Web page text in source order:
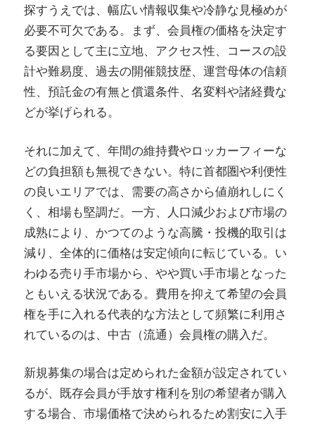
探すうえでは、幅広い情報収集や冷静な見極めが
必要不可欠である。まず、会員権の価格を決定す
る要因として主に立地、アクセス性、コースの設
計や難易度、過去の開催競技歴、運営母体の信頼
性、預託金の有無と償還条件、名変料や諸経費な
どが挙げられる。
それに加えて、年間の維持費やロッカーフィーな
どの負担額も無視できない。特に首都圏や利便性
の良いエリアでは、需要の高さから値崩れしにく
く、相場も堅調だ。一方、人口減少および市場の
成熟により、かつてのような高騰・投機的取引は
減り、全体的に価格は安定傾向に転じている。い
わゆる売り手市場から、やや買い手市場となった
ともいえる状況である。費用を抑えて希望の会員
権を手に入れる代表的な方法として頻繁に利用さ
れているのは、中古（流通）会員権の購入だ。
新規募集の場合は定められた金額が設定されてい
るが、既存会員が手放す権利を別の希望者が購入
する場合、市場価格で決められるため割安に入手